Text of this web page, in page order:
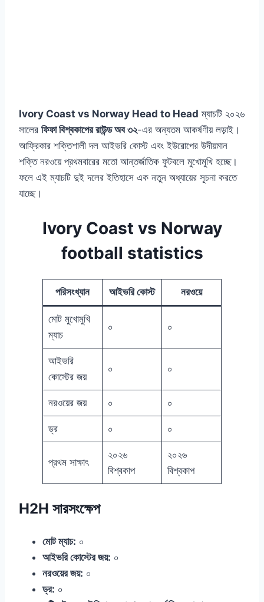
Ivory Coast vs Norway Head to Head ম্যাচটি ২০২৬
সালের ফিফা বিশ্বকাপের রাউন্ড অব ৩২-এর অন্যতম আকর্ষণীয় লড়াই।
আফ্রিকার শক্তিশালী দল আইভরি কোস্ট এবং ইউরোপের উদীয়মান
শক্তি নরওয়ে প্রথমবারের মতো আন্তর্জাতিক ফুটবলে মুখোমুখি হচ্ছে।
ফলে এই ম্যাচটি দুই দলের ইতিহাসে এক নতুন অধ্যায়ের সূচনা করতে
যাচ্ছে।
Ivory Coast vs Norway
football statistics
পরিসংখ্যান আইভরি কোস্ট নরওয়ে
মোট মুখোমুখি
ম্যাচ
০ ০
আইভরি
কোস্টের জয়
০ ০
নরওয়ের জয় ০ ০
ড্র ০ ০
প্রথম সাক্ষাৎ
২০২৬
বিশ্বকাপ
২০২৬
বিশ্বকাপ
H2H সারসংক্ষেপ
মোট ম্যাচ: ০
আইভরি কোস্টের জয়: ০
নরওয়ের জয়: ০
ড্র: ০